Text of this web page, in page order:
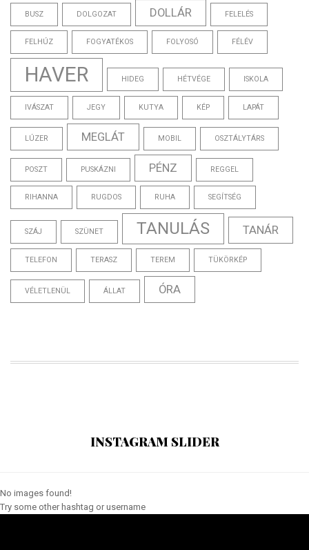
BUSZ DOLGOZAT DOLLÁR FELELÉS
FELHÚZ FOGYATÉKOS FOLYOSÓ FÉLÉV
HAVER HIDEG HÉTVÉGE ISKOLA
IVÁSZAT JEGY KUTYA KÉP LAPÁT
LÚZER MEGLÁT MOBIL OSZTÁLYTÁRS
POSZT PUSKÁZNI PÉNZ REGGEL
RIHANNA RUGDOS RUHA SEGÍTSÉG
SZÁJ SZÜNET TANULÁS TANÁR
TELEFON TERASZ TEREM TÜKÖRKÉP
VÉLETLENÜL ÁLLAT ÓRA
INSTAGRAM SLIDER
No images found!
Try some other hashtag or username